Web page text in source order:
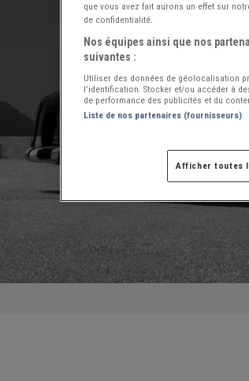
Cette fiche
Retrouvez tous les
que vous avez fait aurons un effet sur
de confidentialité.
Nos équipes ainsi que nos
suivantes :
Utiliser des données de géolocalisation
l’identification. Stocker et/ou accéder à
de performance des publicités et du
Liste de nos partenaires (fournisseurs)
Afficher toutes